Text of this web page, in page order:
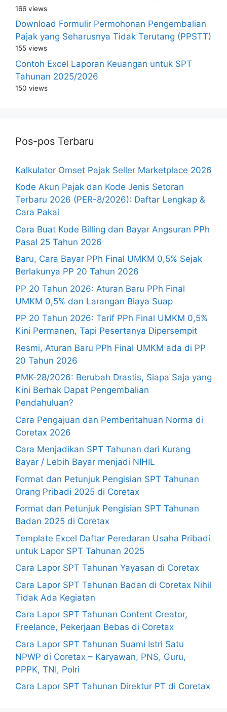
166 views
Download Formulir Permohonan Pengembalian
Pajak yang Seharusnya Tidak Terutang (PPSTT)
155 views
Contoh Excel Laporan Keuangan untuk SPT
Tahunan 2025/2026
150 views
Pos-pos Terbaru
Kalkulator Omset Pajak Seller Marketplace 2026
Kode Akun Pajak dan Kode Jenis Setoran
Terbaru 2026 (PER-8/2026): Daftar Lengkap &
Cara Pakai
Cara Buat Kode Billing dan Bayar Angsuran PPh
Pasal 25 Tahun 2026
Baru, Cara Bayar PPh Final UMKM 0,5% Sejak
Berlakunya PP 20 Tahun 2026
PP 20 Tahun 2026: Aturan Baru PPh Final
UMKM 0,5% dan Larangan Biaya Suap
PP 20 Tahun 2026: Tarif PPh Final UMKM 0,5%
Kini Permanen, Tapi Pesertanya Dipersempit
Resmi, Aturan Baru PPh Final UMKM ada di PP
20 Tahun 2026
PMK-28/2026: Berubah Drastis, Siapa Saja yang
Kini Berhak Dapat Pengembalian
Pendahuluan?
Cara Pengajuan dan Pemberitahuan Norma di
Coretax 2026
Cara Menjadikan SPT Tahunan dari Kurang
Bayar / Lebih Bayar menjadi NIHIL
Format dan Petunjuk Pengisian SPT Tahunan
Orang Pribadi 2025 di Coretax
Format dan Petunjuk Pengisian SPT Tahunan
Badan 2025 di Coretax
Template Excel Daftar Peredaran Usaha Pribadi
untuk Lapor SPT Tahunan 2025
Cara Lapor SPT Tahunan Yayasan di Coretax
Cara Lapor SPT Tahunan Badan di Coretax Nihil
Tidak Ada Kegiatan
Cara Lapor SPT Tahunan Content Creator,
Freelance, Pekerjaan Bebas di Coretax
Cara Lapor SPT Tahunan Suami Istri Satu
NPWP di Coretax – Karyawan, PNS, Guru,
PPPK, TNI, Polri
Cara Lapor SPT Tahunan Direktur PT di Coretax